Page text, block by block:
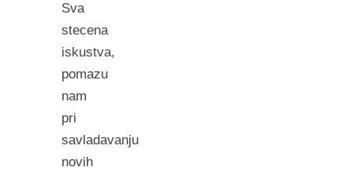
Sva
stecena
iskustva,
pomazu
nam
pri
savladavanju
novih